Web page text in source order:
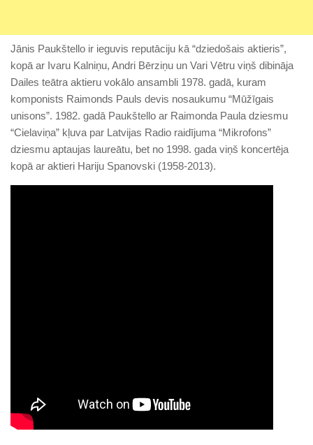
Jānis Paukštello ir ieguvis reputāciju kā “dziedošais aktieris”,
kopā ar Ivaru Kalniņu, Andri Bērziņu un Vari Vētru viņš dibināja
Dailes teātra aktieru vokālo ansambli 1978. gadā, kuram
komponists Raimonds Pauls devis nosaukumu “Mūžīgais
unisons”. 1982. gadā Paukštello ar Raimonda Paula dziesmu
“Cielaviņa” kļuva par Latvijas Radio raidījuma “Mikrofons”
dziesmu aptaujas laureātu, bet no 1998. gada viņš koncertēja
kopā ar aktieri Hariju Spanovski (1958-2013).